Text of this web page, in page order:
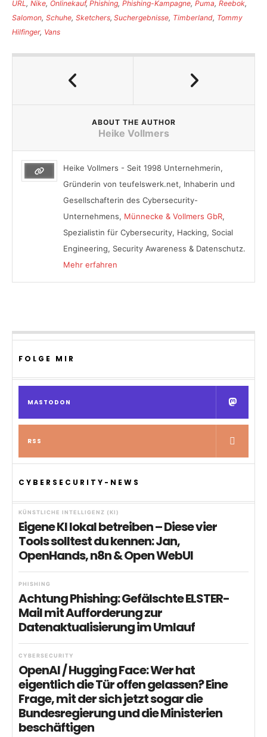
URL, Nike, Onlinekauf,Phishing,Phishing-Kampagne,Puma, Reebok,
Salomon, Schuhe, Sketchers,Suchergebnisse, Timberland, Tommy
Hilfinger, Vans
ABOUT THE AUTHOR
Heike Vollmers
Heike Vollmers - Seit 1998 Unternehmerin,
Gründerin von teufelswerk.net, Inhaberin und
Gesellschafterin des Cybersecurity-
Unternehmens, Münnecke & Vollmers GbR,
Spezialistin für Cybersecurity, Hacking, Social
Engineering, Security Awareness & Datenschutz.
Mehr erfahren
FOLGE MIR
MASTODON
RSS
CYBERSECURITY-NEWS
KÜNSTLICHE INTELLIGENZ (KI)
Eigene KI lokal betreiben – Diese vier
Tools solltest du kennen: Jan,
OpenHands, n8n & Open WebUI
PHISHING
Achtung Phishing: Gefälschte ELSTER-
Mail mit Aufforderung zur
Datenaktualisierung im Umlauf
CYBERSECURITY
OpenAI / Hugging Face: Wer hat
eigentlich die Tür offen gelassen? Eine
Frage, mit der sich jetzt sogar die
Bundesregierung und die Ministerien
beschäftigen